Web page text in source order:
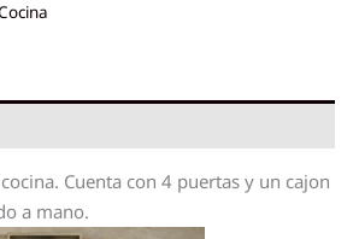
Cuenta con 4 puertas y un cajon
a mano.